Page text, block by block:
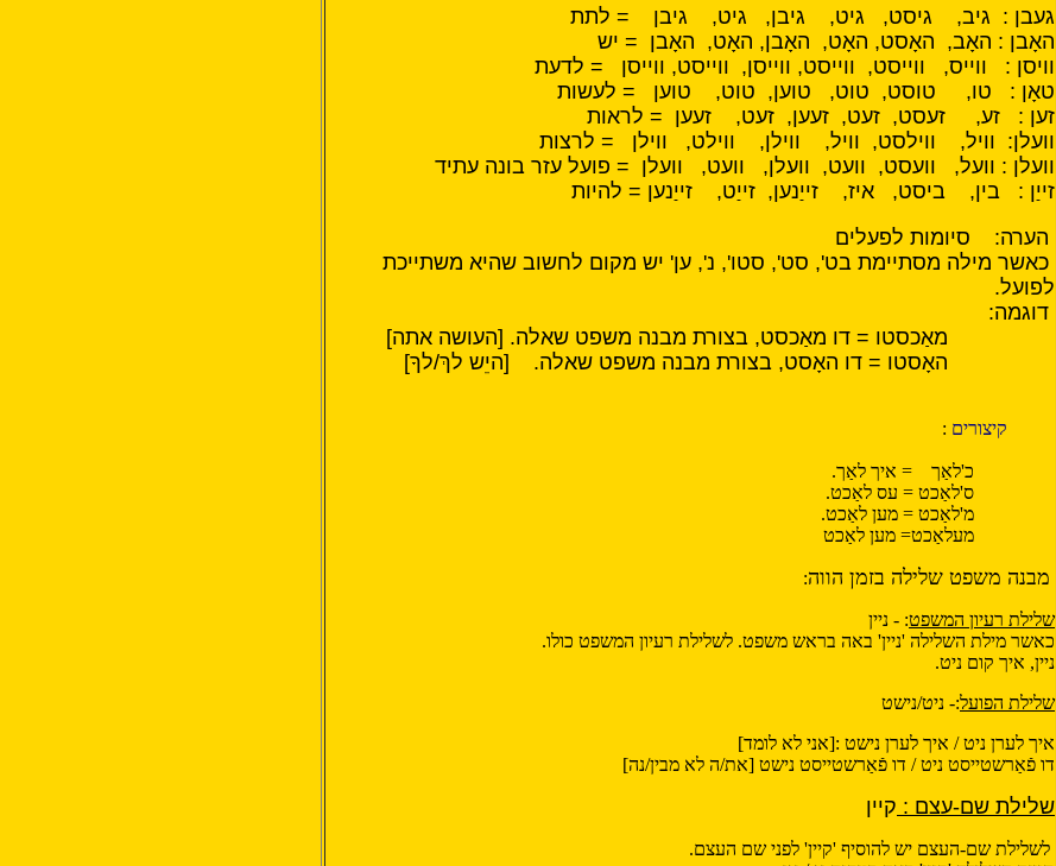
געבן : גיב, גיסט, גיט, גיבן, גיט, גיבן = לתת
האָבן : האָב, האָסט, האָט, האָבן, האָט, האָבן = יש
וויסן : ווייס, ווייסט, ווייסט, ווייסן, ווייסט, ווייסן = לדעת
טאָן : טו, טוסט, טוט, טוען, טוט, טוען = לעשות
זען : זע, זעסט, זעט, זעען, זעט, זעען = לראות
וועלן: וויל, ווילסט, וויל, ווילן, ווילט, ווילן = לרצות
וועלן : וועל, וועסט, וועט, וועלן, וועט, וועלן = פועל עזר בונה עתיד
זייַן : בין, ביסט, איז, זייַנען, זייַט, זייַנען = להיות
הערה: סיומות לפעלים
כאשר מילה מסתיימת בט', סט', סטו', נ', ען' יש מקום לחשוב שהיא משתייכת
לפועל.
דוגמה:
מאַכסטו = דו מאַכסט, בצורת מבנה משפט שאלה. [העושה אתה]
האָסטו = דו האָסט, בצורת מבנה משפט שאלה. [היֵש לךְ/לךָ]
קיצורים :
כ'לאַך = איך לאַך.
ס'לאַכט = עס לאַכט.
מ'לאַכט = מען לאַכט.
מעלאַכט= מען לאַכט
מבנה משפט שלילה בזמן הווה:
שלילת רעיון המשפט: - ניין
כאשר מילת השלילה 'ניין' באה בראש משפט. לשלילת רעיון המשפט כולו.
ניין, איך קום ניט.
שלילת הפועל:- ניט/נישט
איך לערן ניט / איך לערן נישט :[אני לא לומד]
דו פֿאַרשטייסט ניט / דו פֿאַרשטייסט נישט [את/ה לא מבין/נה]
שלילת שם-עצם : קיין
לשלילת שם-העצם יש להוסיף 'קיין' לפני שם העצם.